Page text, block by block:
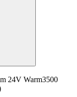
24V Warm3500